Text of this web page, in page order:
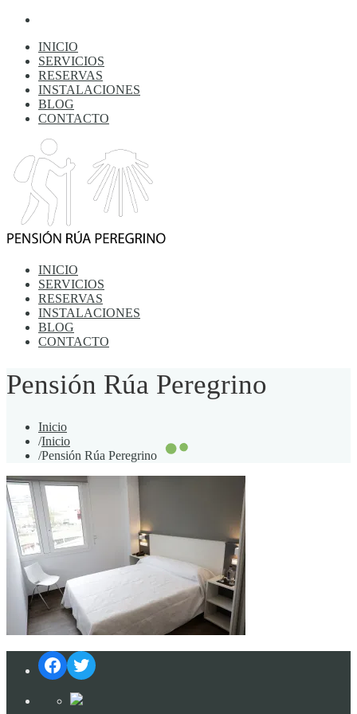
INICIO
SERVICIOS
RESERVAS
INSTALACIONES
BLOG
CONTACTO
INICIO
SERVICIOS
RESERVAS
INSTALACIONES
BLOG
CONTACTO
Pensión Rúa Peregrino
Inicio
/Inicio
/Pensión Rúa Peregrino
Facebook
Twitter